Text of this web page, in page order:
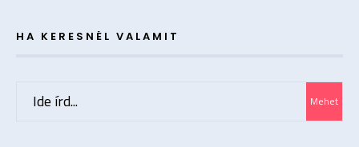
HA KERESNÉL VALAMIT
Mehet